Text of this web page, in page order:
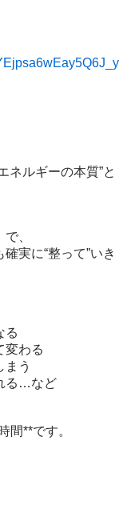
ネルギーの本質”と
、
実に“整って”いき
る
変わる
まう
る…など
間**です。